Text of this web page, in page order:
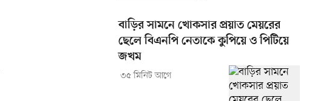
বাড়ির সামনে খোকসার প্রয়াত মেয়রের
ছেলে বিএনপি নেতাকে কুপিয়ে ও পিটিয়ে
জখম
৩৫ মিনিট আগে